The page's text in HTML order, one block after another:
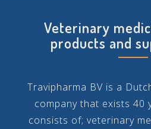
Veterinary
products and
Travipharma BV is a
company that exists 40
consists of; veterinary